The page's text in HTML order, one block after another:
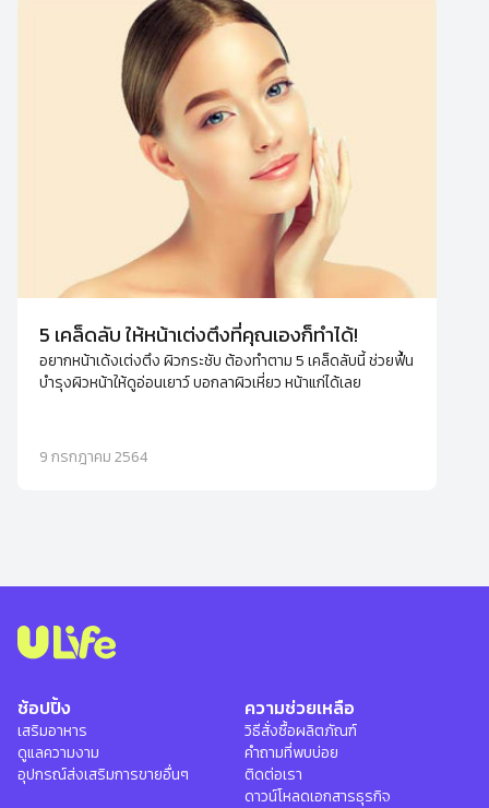
5 เคล็ดลับ ให้หน้าเต่งตึงที่คุณเองก็ทำได้!
อยากหน้าเด้งเต่งตึง ผิวกระชับ ต้องทำตาม 5 เคล็ดลับนี้ ช่วยฟื้น
บำรุงผิวหน้าให้ดูอ่อนเยาว์ บอกลาผิวเหี่ยว หน้าแก่ได้เลย
9 กรกฎาคม 2564
ช้อปปิ้ง
เสริมอาหาร
ดูแลความงาม
อุปกรณ์ส่งเสริมการขายอื่นๆ
ความช่วยเหลือ
วิธีสั่งซื้อผลิตภัณฑ์
คำถามที่พบบ่อย
ติดต่อเรา
ดาวน์โหลดเอกสารธุรกิจ